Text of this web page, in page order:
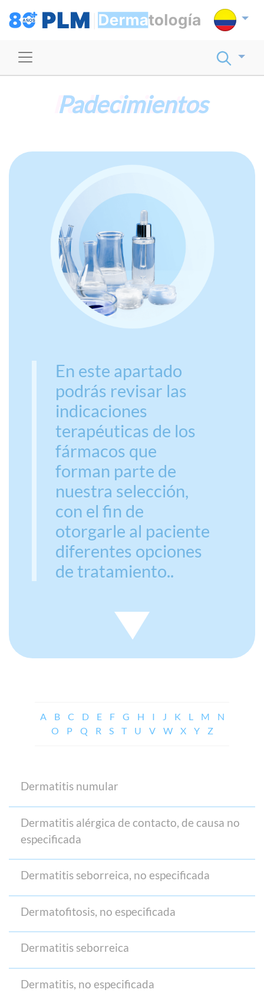
Padecimientos
En este apartado
podrás revisar las
indicaciones
terapéuticas de los
fármacos que
forman parte de
nuestra selección,
con el fin de
otorgarle al paciente
diferentes opciones
de tratamiento..
A B C D E F G H I J K L M
N
O
P Q R S T U V W X Y Z
Dermatitis numular
Dermatitis alérgica de contacto, de causa no
especificada
Dermatitis seborreica, no especificada
Dermatofitosis, no especificada
Dermatitis seborreica
Dermatitis, no especificada